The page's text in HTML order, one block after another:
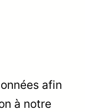
afin
à notre